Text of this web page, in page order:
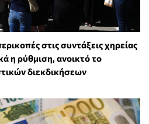
στις συντάξεις χηρείας
η ρύθμιση, ανοικτό το
διεκδικήσεων